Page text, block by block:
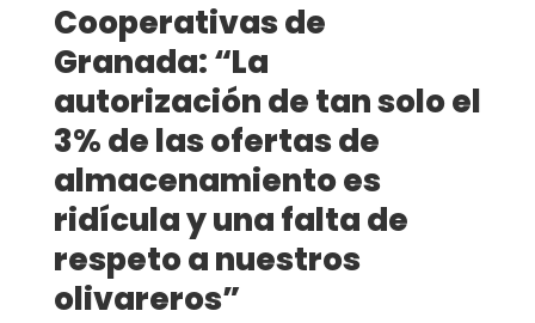
Cooperativas de
Granada: “La
autorización de tan solo el
3% de las ofertas de
almacenamiento es
ridícula y una falta de
respeto a nuestros
olivareros”